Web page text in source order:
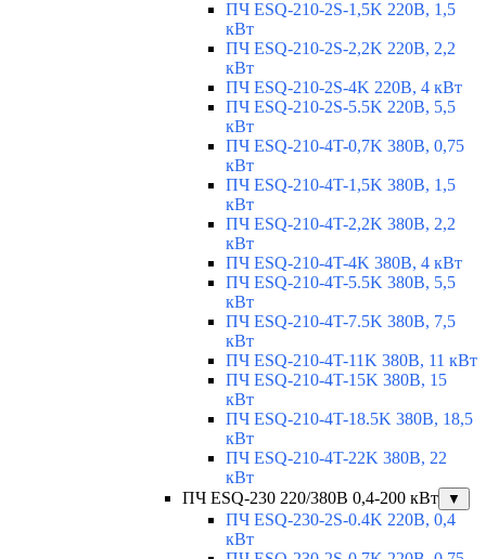
ПЧ ESQ-210-2S-1,5K 220В, 1,5
кВт
ПЧ ESQ-210-2S-2,2K 220В, 2,2
кВт
ПЧ ESQ-210-2S-4K 220В, 4 кВт
ПЧ ESQ-210-2S-5.5K 220В, 5,5
кВт
ПЧ ESQ-210-4T-0,7K 380В, 0,75
кВт
ПЧ ESQ-210-4T-1,5K 380В, 1,5
кВт
ПЧ ESQ-210-4T-2,2K 380В, 2,2
кВт
ПЧ ESQ-210-4T-4K 380В, 4 кВт
ПЧ ESQ-210-4T-5.5K 380В, 5,5
кВт
ПЧ ESQ-210-4T-7.5K 380В, 7,5
кВт
ПЧ ESQ-210-4T-11K 380В, 11 кВт
ПЧ ESQ-210-4T-15K 380В, 15
кВт
ПЧ ESQ-210-4T-18.5K 380В, 18,5
кВт
ПЧ ESQ-210-4T-22K 380В, 22
кВт
ПЧ ESQ-230 220/380В 0,4-200 кВт
▼
ПЧ ESQ-230-2S-0.4K 220В, 0,4
кВт